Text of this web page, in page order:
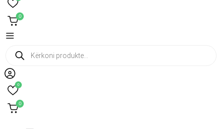
0
Products
search
0
0